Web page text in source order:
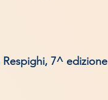
Respighi, 7^ edizione